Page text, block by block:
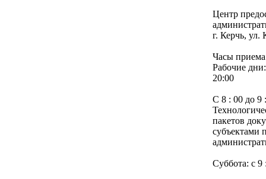
Центр
г. Керчь, ул.
Часы
Рабочие
20:00
С 8 : 00 до 9
пакетов
субъектами
Суббота: с 9